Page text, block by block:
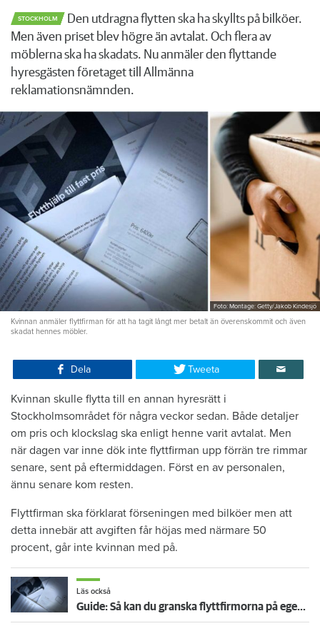
STOCKHOLM
Den utdragna flytten ska ha skyllts på bilköer.
Men även priset blev högre än avtalat. Och flera av
möblerna ska ha skadats. Nu anmäler den flyttande
hyresgästen företaget till Allmänna
reklamationsnämnden.
Foto: Montage: Getty/Jakob Kindesjö
Kvinnan anmäler flyttfirman för att ha tagit långt mer betalt än överenskommit och även
skadat hennes möbler.
Dela Tweeta
Kvinnan skulle flytta till en annan hyresrätt i
Stockholmsområdet för några veckor sedan. Både detaljer
om pris och klockslag ska enligt henne varit avtalat. Men
när dagen var inne dök inte flyttfirman upp förrän tre rimmar
senare, sent på eftermiddagen. Först en av personalen,
ännu senare kom resten.
Flyttfirman ska förklarat förseningen med bilköer men att
detta innebär att avgiften får höjas med närmare 50
procent, går inte kvinnan med på.
Läs också
Guide: Så kan du granska flyttfirmorna på egen hand